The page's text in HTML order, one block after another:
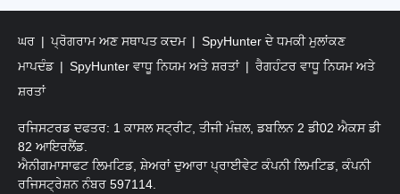
ਘਰ ਪ੍ਰੋਗਰਾਮ ਅਣ ਸਥਾਪਤ ਕਦਮ
SpyHunter ਦੇ ਧਮਕੀ ਮੁਲਾਂਕਣ
ਮਾਪਦੰਡ
SpyHunter ਵਾਧੂ ਨਿਯਮ ਅਤੇ ਸ਼ਰਤਾਂ
ਰੈਗਹੰਟਰ ਵਾਧੂ ਨਿਯਮ ਅਤੇ
ਸ਼ਰਤਾਂ
ਰਜਿਸਟਰਡ ਦਫਤਰ: 1 ਕਾਸਲ ਸਟ੍ਰੀਟ, ਤੀਜੀ ਮੰਜ਼ਲ, ਡਬਲਿਨ 2 ਡੀ02 ਐਕਸ ਡੀ
82 ਆਇਰਲੈਂਡ.
ਐਨੀਗਮਾਸਾਫਟ ਲਿਮਟਿਡ, ਸ਼ੇਅਰਾਂ ਦੁਆਰਾ ਪ੍ਰਾਈਵੇਟ ਕੰਪਨੀ ਲਿਮਟਿਡ, ਕੰਪਨੀ
ਰਜਿਸਟ੍ਰੇਸ਼ਨ ਨੰਬਰ 597114.